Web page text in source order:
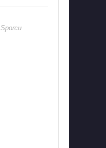
Sporcu